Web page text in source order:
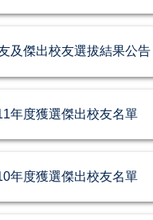
及傑出校友選拔結果公告
年度獲選傑出校友名單
年度獲選傑出校友名單